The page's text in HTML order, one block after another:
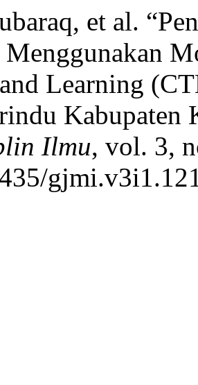
et al.
Learning
Kabupaten
Ilmu, vol. 3,